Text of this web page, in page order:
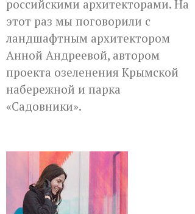
российскими архитекторами. На
этот раз мы поговорили с
ландшафтным архитектором
Анной Андреевой, автором
проекта озеленения Крымской
набережной и парка
«Садовники».